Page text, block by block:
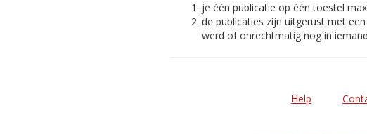
je één publicatie op één toestel
de publicaties zijn uitgerust met
werd of onrechtmatig nog in
Help